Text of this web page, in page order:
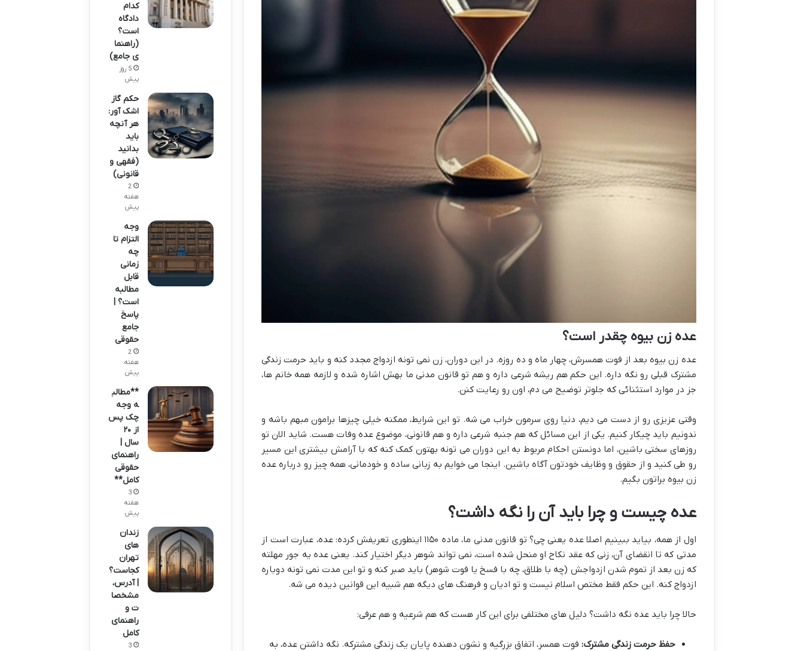
عده زن بیوه چقدر است؟
عده زن بیوه بعد از فوت همسرش، چهار ماه و ده روزه. در این دوران، زن نمی تونه ازدواج مجدد کنه و باید حرمت زندگی
مشترک قبلی رو نگه داره. این حکم هم ریشه شرعی داره و هم تو قانون مدنی ما بهش اشاره شده و لازمه همه خانم ها،
جز در موارد استثنائی که جلوتر توضیح می دم، اون رو رعایت کنن.
وقتی عزیزی رو از دست می دیم، دنیا روی سرمون خراب می شه. تو این شرایط، ممکنه خیلی چیزها برامون مبهم باشه و
ندونیم باید چیکار کنیم. یکی از این مسائل که هم جنبه شرعی داره و هم قانونی، موضوع عده وفات هست. شاید الان تو
روزهای سختی باشین، اما دونستن احکام مربوط به این دوران می تونه بهتون کمک کنه که با آرامش بیشتری این مسیر
رو طی کنید و از حقوق و وظایف خودتون آگاه باشین. اینجا می خوایم به زبانی ساده و خودمانی، همه چیز رو درباره عده
زن بیوه براتون بگیم.
عده چیست و چرا باید آن را نگه داشت؟
اول از همه، بیاید ببینیم اصلا عده یعنی چی؟ تو قانون مدنی ما، ماده ۱۱۵۰ اینطوری تعریفش کرده: عده، عبارت است از
مدتی که تا انقضای آن، زنی که عقد نکاح او منحل شده است، نمی تواند شوهر دیگر اختیار کند. یعنی عده یه جور مهلته
که زن بعد از تموم شدن ازدواجش (چه با طلاق، چه با فسخ یا فوت شوهر) باید صبر کنه و تو این مدت نمی تونه دوباره
ازدواج کنه. این حکم فقط مختص اسلام نیست و تو ادیان و فرهنگ های دیگه هم شبیه این قوانین دیده می شه.
حالا چرا باید عده نگه داشت؟ دلیل های مختلفی برای این کار هست که هم شرعیه و هم عرفی:
حفظ حرمت زندگی مشترک: فوت همسر، اتفاق بزرگیه و نشون دهنده پایان یک زندگی مشترکه. نگه داشتن عده، به
کدام
دادگاه
است؟
(راهنما
ی جامع)
5 روز
پیش
حکم گاز
اشک آور:
هر آنچه
باید
بدانید
(فقهی و
قانونی)
2
هفته
پیش
وجه
التزام تا
چه
زمانی
قابل
مطالبه
است؟ |
پاسخ
جامع
حقوقی
2
هفته
پیش
**مطالب
ه وجه
چک پس
از ۲۰
سال |
راهنمای
حقوقی
کامل**
3
هفته
پیش
زندان
های
تهران
کجاست؟
| آدرس،
مشخصا
ت و
راهنمای
کامل
3